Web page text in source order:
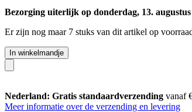
Bezorging uiterlijk op donderdag, 13. augustus
Er zijn nog maar 7 stuks van dit artikel op
In winkelmandje
Nederland: Gratis standaardverzending vanaf
Meer informatie over de verzending en levering